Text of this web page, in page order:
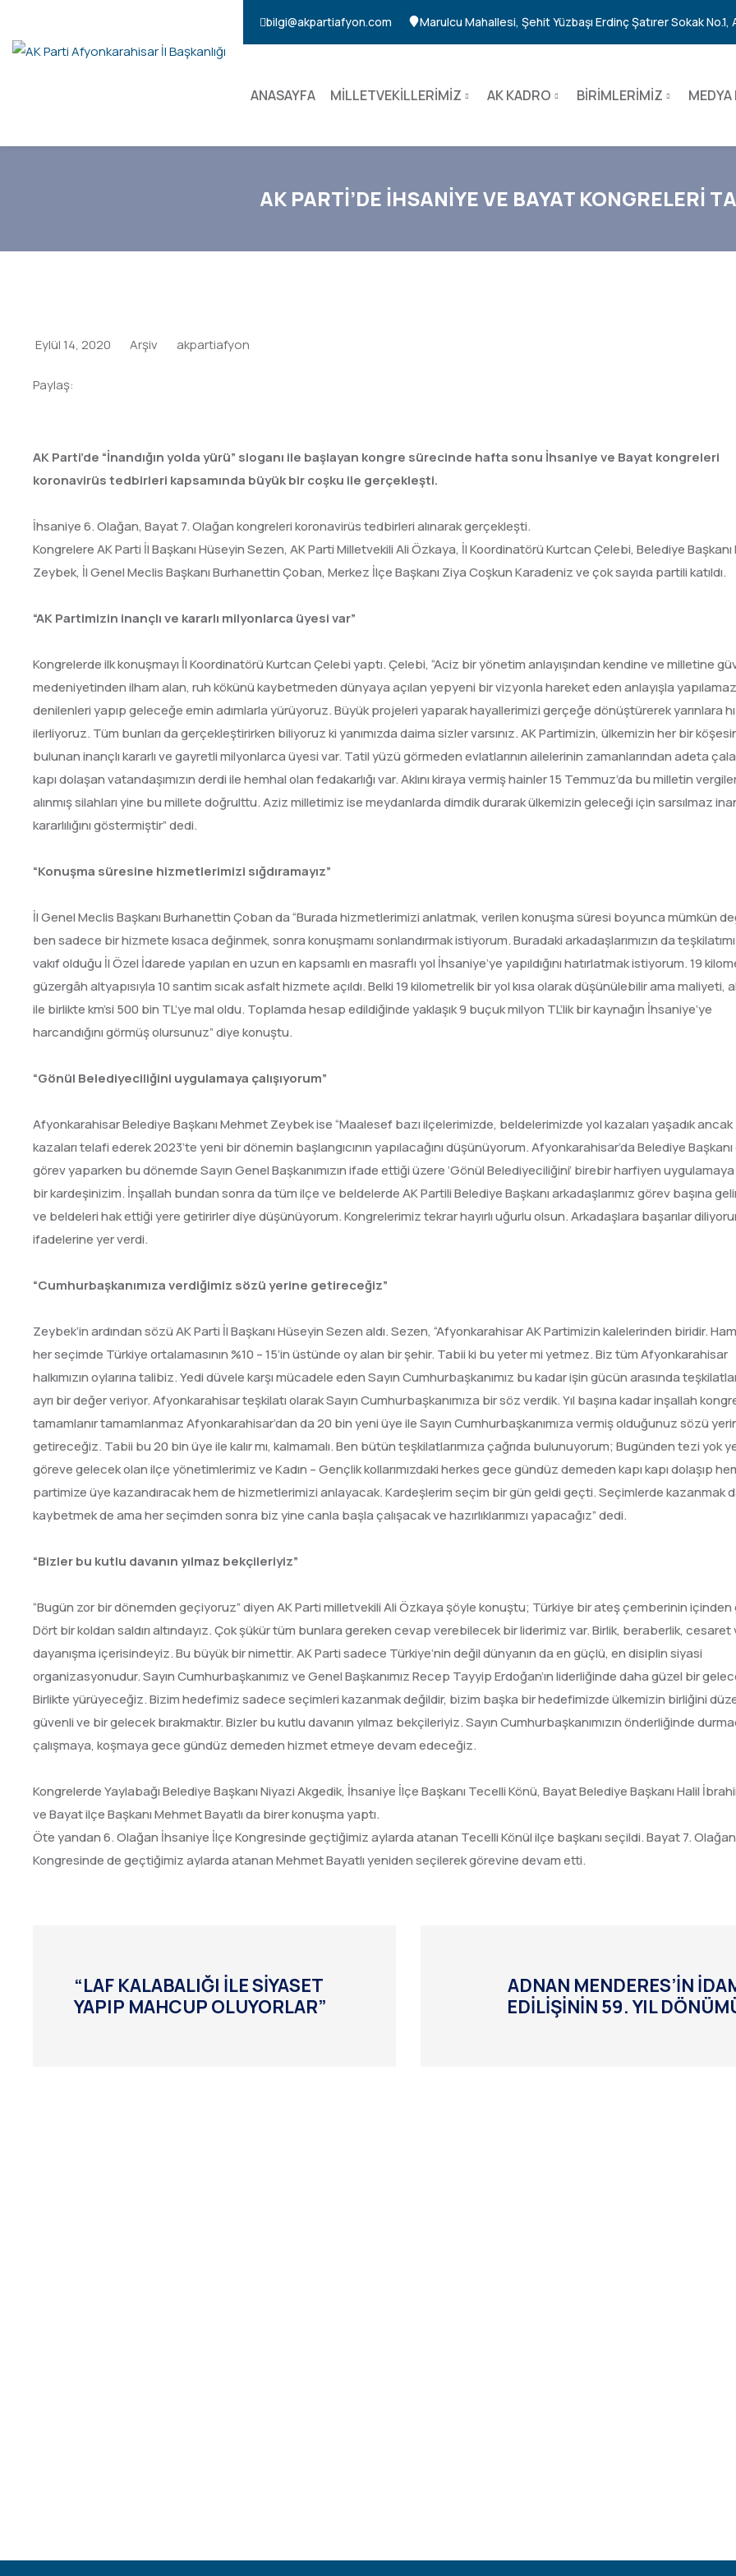
bilgi@akpartiafyon.com Marulcu Mahallesi, Şehit Yüzbaşı Erdinç Şatırer Sokak
ANASAYFA MİLLETVEKİLLERİMİZ AK KADRO BİRİMLERİMİZ
AK PARTİ’DE İHSANİYE VE BAYAT KONGRELERİ
Eylül 14, 2020 Arşiv akpartiafyon
Paylaş:
AK Parti’de “İnandığın yolda yürü” sloganı ile başlayan kongre sürecinde hafta sonu İhsaniye ve Bayat kongreleri
koronavirüs tedbirleri kapsamında büyük bir coşku ile gerçekleşti.
İhsaniye 6. Olağan, Bayat 7. Olağan kongreleri koronavirüs tedbirleri alınarak gerçekleşti.
Kongrelere AK Parti İl Başkanı Hüseyin Sezen, AK Parti Milletvekili Ali Özkaya, İl Koordinatörü Kurtcan Çelebi, Belediye
Zeybek, İl Genel Meclis Başkanı Burhanettin Çoban, Merkez İlçe Başkanı Ziya Coşkun Karadeniz ve çok sayıda partili katıldı.
“AK Partimizin inançlı ve kararlı milyonlarca üyesi var”
Kongrelerde ilk konuşmayı İl Koordinatörü Kurtcan Çelebi yaptı. Çelebi, “Aciz bir yönetim anlayışından kendine ve milletine
medeniyetinden ilham alan, ruh kökünü kaybetmeden dünyaya açılan yepyeni bir vizyonla hareket eden anlayışla yapılamaz
denilenleri yapıp geleceğe emin adımlarla yürüyoruz. Büyük projeleri yaparak hayallerimizi gerçeğe dönüştürerek yarınlara
ilerliyoruz. Tüm bunları da gerçekleştirirken biliyoruz ki yanımızda daima sizler varsınız. AK Partimizin, ülkemizin her bir
bulunan inançlı kararlı ve gayretli milyonlarca üyesi var. Tatil yüzü görmeden evlatlarının ailelerinin zamanlarından adeta
kapı dolaşan vatandaşımızın derdi ile hemhal olan fedakarlığı var. Aklını kiraya vermiş hainler 15 Temmuz’da bu milletin
alınmış silahları yine bu millete doğrulttu. Aziz milletimiz ise meydanlarda dimdik durarak ülkemizin geleceği için sarsılmaz
kararlılığını göstermiştir” dedi.
“Konuşma süresine hizmetlerimizi sığdıramayız”
İl Genel Meclis Başkanı Burhanettin Çoban da “Burada hizmetlerimizi anlatmak, verilen konuşma süresi boyunca mümkün
ben sadece bir hizmete kısaca değinmek, sonra konuşmamı sonlandırmak istiyorum. Buradaki arkadaşlarımızın da
vakıf olduğu İl Özel İdarede yapılan en uzun en kapsamlı en masraflı yol İhsaniye’ye yapıldığını hatırlatmak istiyorum. 19
güzergâh altyapısıyla 10 santim sıcak asfalt hizmete açıldı. Belki 19 kilometrelik bir yol kısa olarak düşünülebilir ama maliyeti,
ile birlikte km’si 500 bin TL’ye mal oldu. Toplamda hesap edildiğinde yaklaşık 9 buçuk milyon TL’lik bir kaynağın İhsaniye’ye
harcandığını görmüş olursunuz” diye konuştu.
“Gönül Belediyeciliğini uygulamaya çalışıyorum”
Afyonkarahisar Belediye Başkanı Mehmet Zeybek ise “Maalesef bazı ilçelerimizde, beldelerimizde yol kazaları yaşadık
kazaları telafi ederek 2023’te yeni bir dönemin başlangıcının yapılacağını düşünüyorum. Afyonkarahisar’da Belediye
görev yaparken bu dönemde Sayın Genel Başkanımızın ifade ettiği üzere ‘Gönül Belediyeciliğini’ birebir harfiyen uygulamaya
bir kardeşinizim. İnşallah bundan sonra da tüm ilçe ve beldelerde AK Partili Belediye Başkanı arkadaşlarımız görev başına
ve beldeleri hak ettiği yere getirirler diye düşünüyorum. Kongrelerimiz tekrar hayırlı uğurlu olsun. Arkadaşlara başarılar
ifadelerine yer verdi.
“Cumhurbaşkanımıza verdiğimiz sözü yerine getireceğiz”
Zeybek’in ardından sözü AK Parti İl Başkanı Hüseyin Sezen aldı. Sezen, “Afyonkarahisar AK Partimizin kalelerinden biridir.
her seçimde Türkiye ortalamasının %10 – 15’in üstünde oy alan bir şehir. Tabii ki bu yeter mi yetmez. Biz tüm Afyonkarahisar
halkımızın oylarına talibiz. Yedi düvele karşı mücadele eden Sayın Cumhurbaşkanımız bu kadar işin gücün arasında
ayrı bir değer veriyor. Afyonkarahisar teşkilatı olarak Sayın Cumhurbaşkanımıza bir söz verdik. Yıl başına kadar inşallah
tamamlanır tamamlanmaz Afyonkarahisar’dan da 20 bin yeni üye ile Sayın Cumhurbaşkanımıza vermiş olduğunuz sözü
getireceğiz. Tabii bu 20 bin üye ile kalır mı, kalmamalı. Ben bütün teşkilatlarımıza çağrıda bulunuyorum; Bugünden tezi yok
göreve gelecek olan ilçe yönetimlerimiz ve Kadın – Gençlik kollarımızdaki herkes gece gündüz demeden kapı kapı dolaşıp
partimize üye kazandıracak hem de hizmetlerimizi anlayacak. Kardeşlerim seçim bir gün geldi geçti. Seçimlerde kazanmak
kaybetmek de ama her seçimden sonra biz yine canla başla çalışacak ve hazırlıklarımızı yapacağız” dedi.
“Bizler bu kutlu davanın yılmaz bekçileriyiz”
“Bugün zor bir dönemden geçiyoruz” diyen AK Parti milletvekili Ali Özkaya şöyle konuştu; Türkiye bir ateş çemberinin içinden
Dört bir koldan saldırı altındayız. Çok şükür tüm bunlara gereken cevap verebilecek bir liderimiz var. Birlik, beraberlik, cesaret
dayanışma içerisindeyiz. Bu büyük bir nimettir. AK Parti sadece Türkiye’nin değil dünyanın da en güçlü, en disiplin siyasi
organizasyonudur. Sayın Cumhurbaşkanımız ve Genel Başkanımız Recep Tayyip Erdoğan’ın liderliğinde daha güzel bir
Birlikte yürüyeceğiz. Bizim hedefimiz sadece seçimleri kazanmak değildir, bizim başka bir hedefimizde ülkemizin birliğini
güvenli ve bir gelecek bırakmaktır. Bizler bu kutlu davanın yılmaz bekçileriyiz. Sayın Cumhurbaşkanımızın önderliğinde
çalışmaya, koşmaya gece gündüz demeden hizmet etmeye devam edeceğiz.
Kongrelerde Yaylabağı Belediye Başkanı Niyazi Akgedik, İhsaniye İlçe Başkanı Tecelli Könü, Bayat Belediye Başkanı Halil
ve Bayat ilçe Başkanı Mehmet Bayatlı da birer konuşma yaptı.
Öte yandan 6. Olağan İhsaniye İlçe Kongresinde geçtiğimiz aylarda atanan Tecelli Könül ilçe başkanı seçildi. Bayat 7.
Kongresinde de geçtiğimiz aylarda atanan Mehmet Bayatlı yeniden seçilerek görevine devam etti.
“LAF KALABALIĞI İLE SİYASET
YAPIP MAHCUP OLUYORLAR”
ADNAN MENDERES’İN
EDİLİŞİNİN 59. YIL